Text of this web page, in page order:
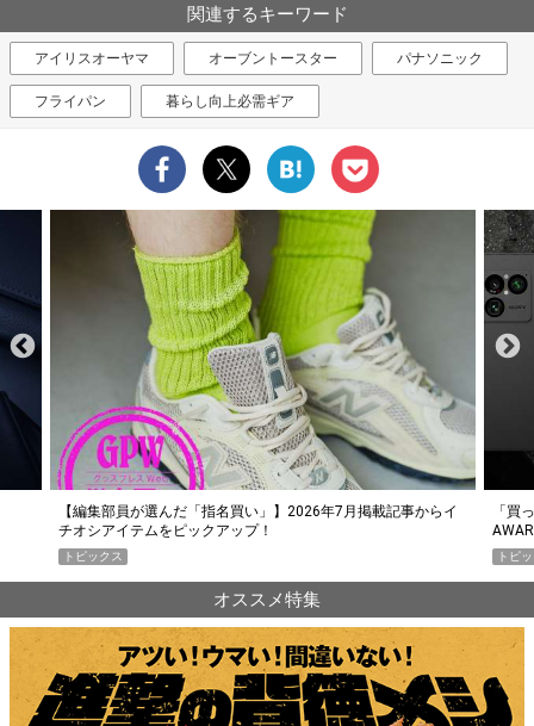
関連するキーワード
アイリスオーヤマ オーブントースター パナソニック
フライパン 暮らし向上必需ギア
「買って損なし」の極上スマホ5選【GoodsPress 2026上半期
AWARD】
トピックス
薄着
PR
オススメ特集